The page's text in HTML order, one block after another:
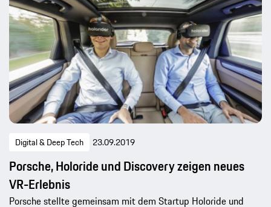
Digital & Deep Tech 23.09.2019
Porsche, Holoride und Discovery zeigen neues
VR-Erlebnis
Porsche stellte gemeinsam mit dem Startup Holoride und